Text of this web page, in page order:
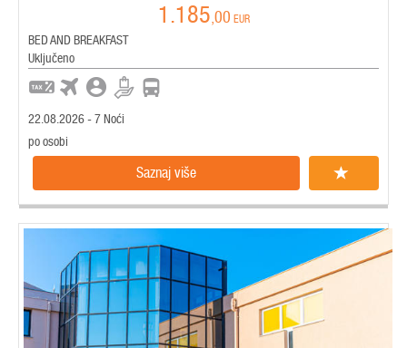
1.185,00 EUR
BED AND BREAKFAST
Uključeno
22.08.2026 - 7 Noći
po osobi
Saznaj više